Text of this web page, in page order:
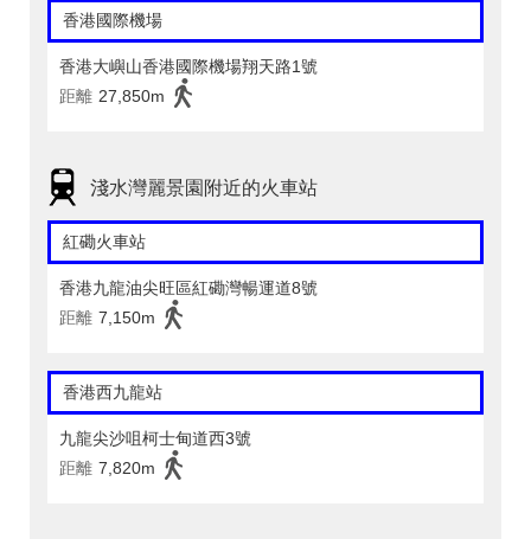
香港國際機場
香港大嶼山香港國際機場翔天路1號
距離 27,850m
淺水灣麗景園附近的火車站
紅磡火車站
香港九龍油尖旺區紅磡灣暢運道8號
距離 7,150m
香港西九龍站
九龍尖沙咀柯士甸道西3號
距離 7,820m